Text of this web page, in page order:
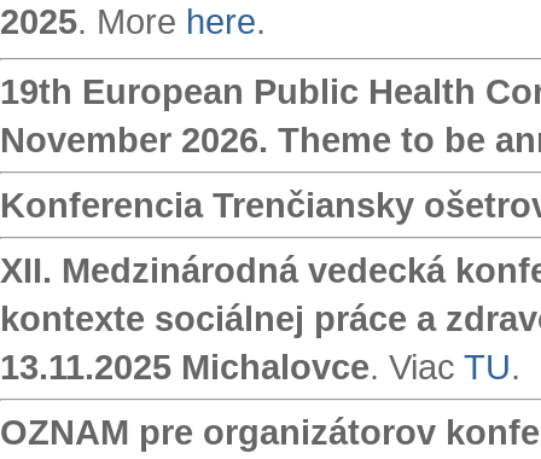
2025. More here.
19th European Public Health
November 2026. Theme to be
Konferencia Trenčiansky
XII. Medzinárodná vedecká
kontexte sociálnej práce a
13.11.2025 Michalovce. Viac TU.
OZNAM pre organizátorov